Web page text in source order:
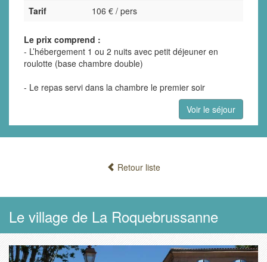
Tarif
106 € / pers
Le prix comprend :
- L’hébergement 1 ou 2 nuits avec petit déjeuner en
roulotte (base chambre double)
- Le repas servi dans la chambre le premier soir
Voir le séjour
Retour liste
Le village de La Roquebrussanne